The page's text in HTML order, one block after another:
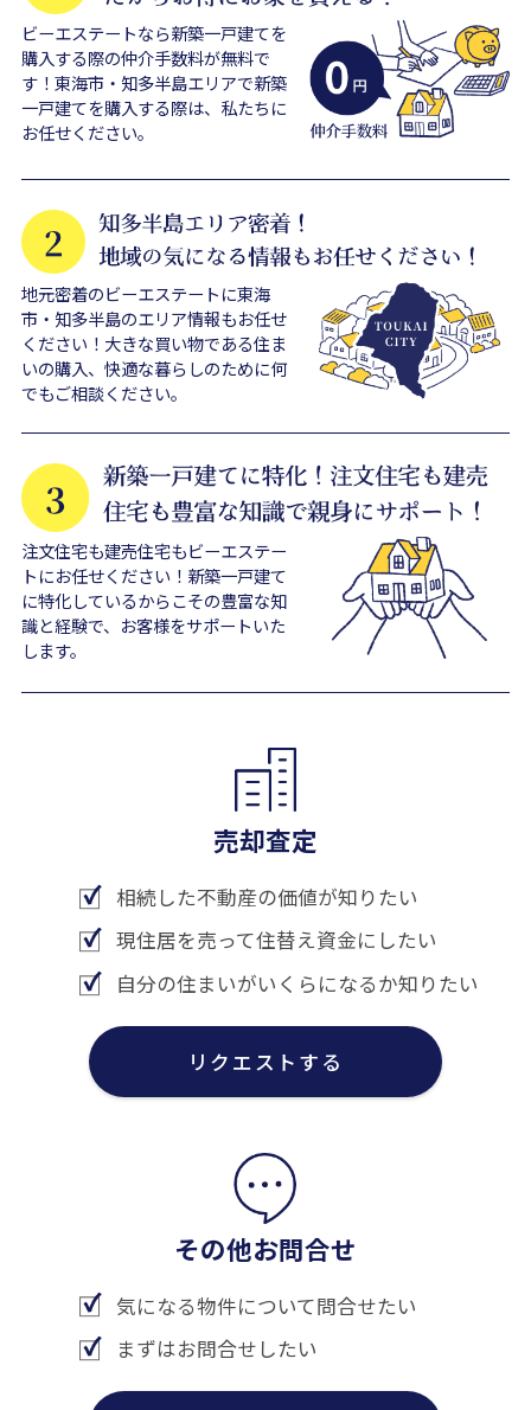
ビーエステートなら新築一戸建てを
購入する際の仲介手数料が無料で
す！東海市・知多半島エリアで新築
一戸建てを購入する際は、私たちに
お任せください。
地元密着のビーエステートに東海
市・知多半島のエリア情報もお任せ
ください！大きな買い物である住ま
いの購入、快適な暮らしのために何
でもご相談ください。
注文住宅も建売住宅もビーエステー
トにお任せください！新築一戸建て
に特化しているからこその豊富な知
識と経験で、お客様をサポートいた
します。
売却査定
相続した不動産の価値が知りたい
現住居を売って住替え資金にしたい
自分の住まいがいくらになるか知りたい
リクエストする
その他お問合せ
気になる物件について問合せたい
まずはお問合せしたい